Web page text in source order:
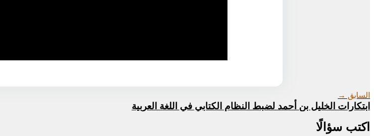
السابق →
ابتكارات الخليل بن أحمد لضبط النظام الكتابي في اللغة العربية
اكتب سؤالًا